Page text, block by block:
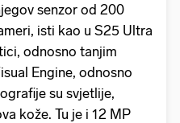
senzor od 200
isti kao u S25 Ultra
odnosno tanjim
Engine, odnosno
su svjetlije,
kože. Tu je i 12 MP